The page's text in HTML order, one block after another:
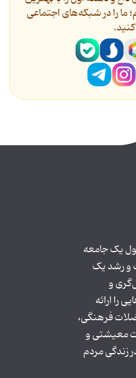
ما را در شبکه‌های اجتماعی
یک جامعه
و رشد یک
و
را ارائه
فرهنگی،
معیشتی و
زندگی مردم